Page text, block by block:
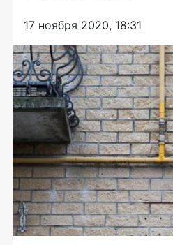
17 ноября 2020, 18:31